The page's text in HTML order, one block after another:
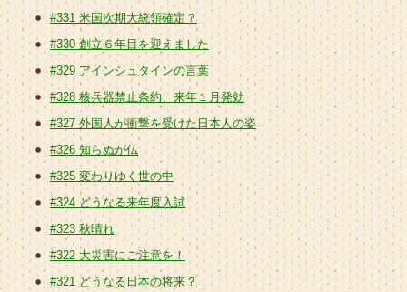
#331 米国次期大統領確定？
#330 創立６年目を迎えました
#329 アインシュタインの言葉
#328 核兵器禁止条約、来年１月発効
#327 外国人が衝撃を受けた日本人の姿
#326 知らぬが仏
#325 変わりゆく世の中
#324 どうなる来年度入試
#323 秋晴れ
#322 大災害にご注意を！
#321 どうなる日本の将来？